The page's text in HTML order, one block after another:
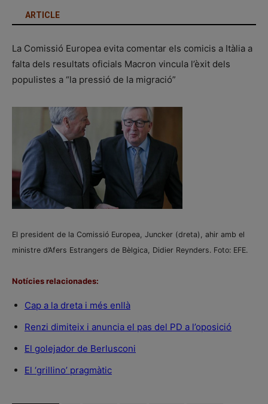
ARTICLE
La Comissió Europea evita comentar els comicis a Itàlia a
falta dels resultats oficials Macron vincula l’èxit dels
populistes a “la pressió de la migració”
El president de la Comissió Europea, Juncker (dreta), ahir amb el
ministre d’Afers Estrangers de Bèlgica, Didier Reynders. Foto: EFE.
Notícies relacionades:
Cap a la dreta i més enllà
Renzi dimiteix i anuncia el pas del PD a l’oposició
El golejador de Berlusconi
El ‘grillino’ pragmàtic